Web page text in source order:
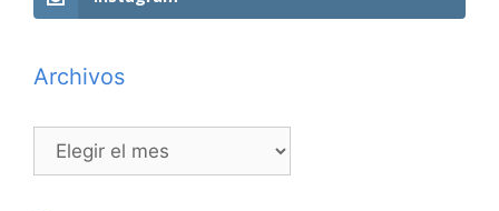
Archivos
Archivos